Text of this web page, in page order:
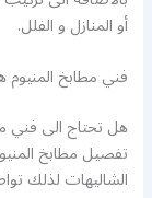
أو المنازل و الفلل.
فني مطابخ
هل تحتاج الى فني
تفصيل مطابخ
الشاليهات لذلك